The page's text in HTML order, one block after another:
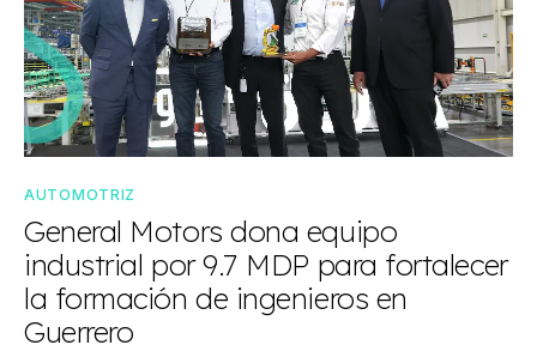
AUTOMOTRIZ
General Motors dona equipo
industrial por 9.7 MDP para fortalecer
la formación de ingenieros en
Guerrero